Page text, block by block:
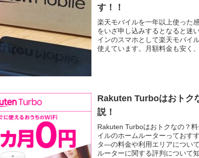
す！！
楽天モバイルを一年以上使った
をいざ申し込みするとなると迷
インのスマホとして楽天モバイ
使えています。月額料金も安く
Rakuten Turboはおトク
説！
Rakuten Turboはおトクなの？
イルのホームルーターっておす
タ―の料金や利用エリアについ
ルーターに関する評判について